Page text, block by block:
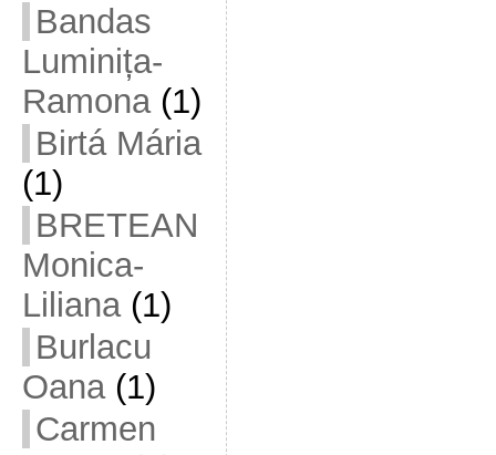
Bandas
Luminița-
Ramona(1)
Birtá Mária
(1)
BRETEAN
Monica-
Liliana(1)
Burlacu
Oana(1)
Carmen